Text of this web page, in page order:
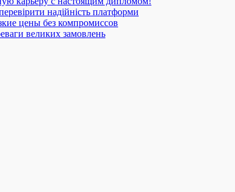
надійність платформи
цены без компромиссов
великих замовлень